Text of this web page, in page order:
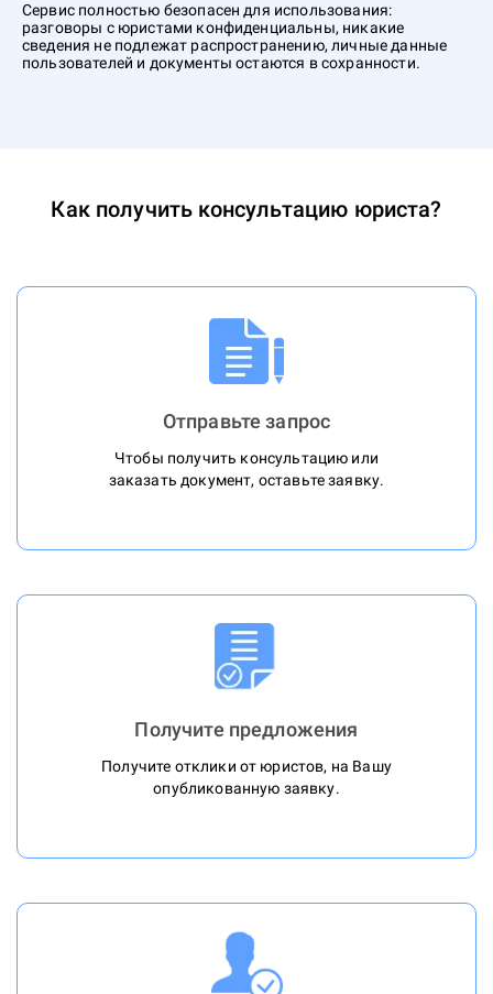
Сервис полностью безопасен для использования:
разговоры с юристами конфиденциальны, никакие
сведения не подлежат распространению, личные данные
пользователей и документы остаются в сохранности.
Как получить консультацию юриста?
Отправьте запрос
Чтобы получить консультацию или
заказать документ, оставьте заявку.
Получите предложения
Получите отклики от юристов, на Вашу
опубликованную заявку.